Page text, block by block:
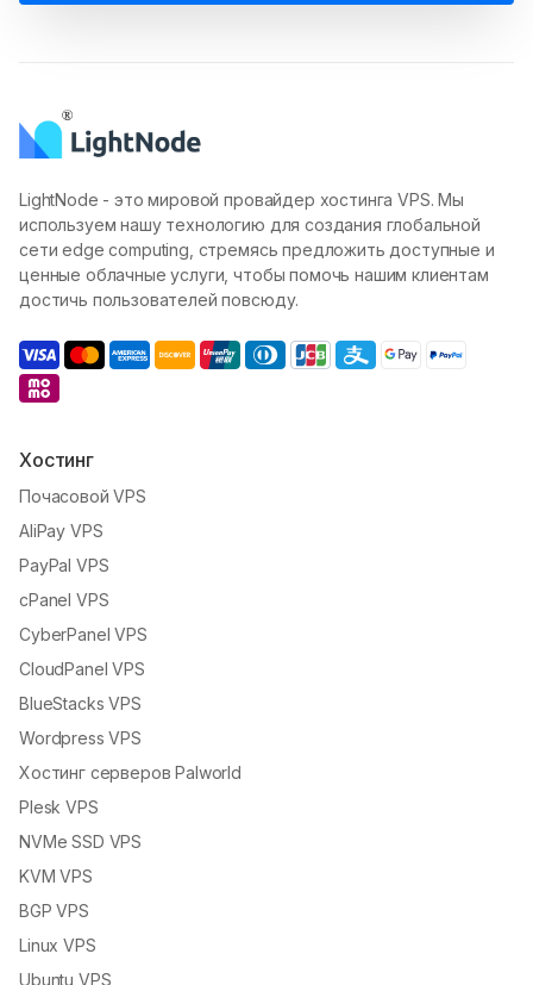
LightNode - это мировой провайдер хостинга VPS. Мы
используем нашу технологию для создания глобальной
сети edge computing, стремясь предложить доступные и
ценные облачные услуги, чтобы помочь нашим клиентам
достичь пользователей повсюду.
Хостинг
Почасовой VPS
AliPay VPS
PayPal VPS
cPanel VPS
CyberPanel VPS
CloudPanel VPS
BlueStacks VPS
Wordpress VPS
Хостинг серверов Palworld
Plesk VPS
NVMe SSD VPS
KVM VPS
BGP VPS
Linux VPS
Ubuntu VPS